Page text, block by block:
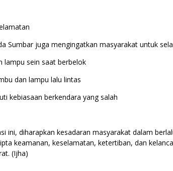
Sumbar juga mengingatkan masyarakat untuk
lampu sein saat berbelok
dan lampu lalu lintas
kebiasaan berkendara yang salah
ini, diharapkan kesadaran masyarakat dalam
keamanan, keselamatan, ketertiban, dan
(Ijha)